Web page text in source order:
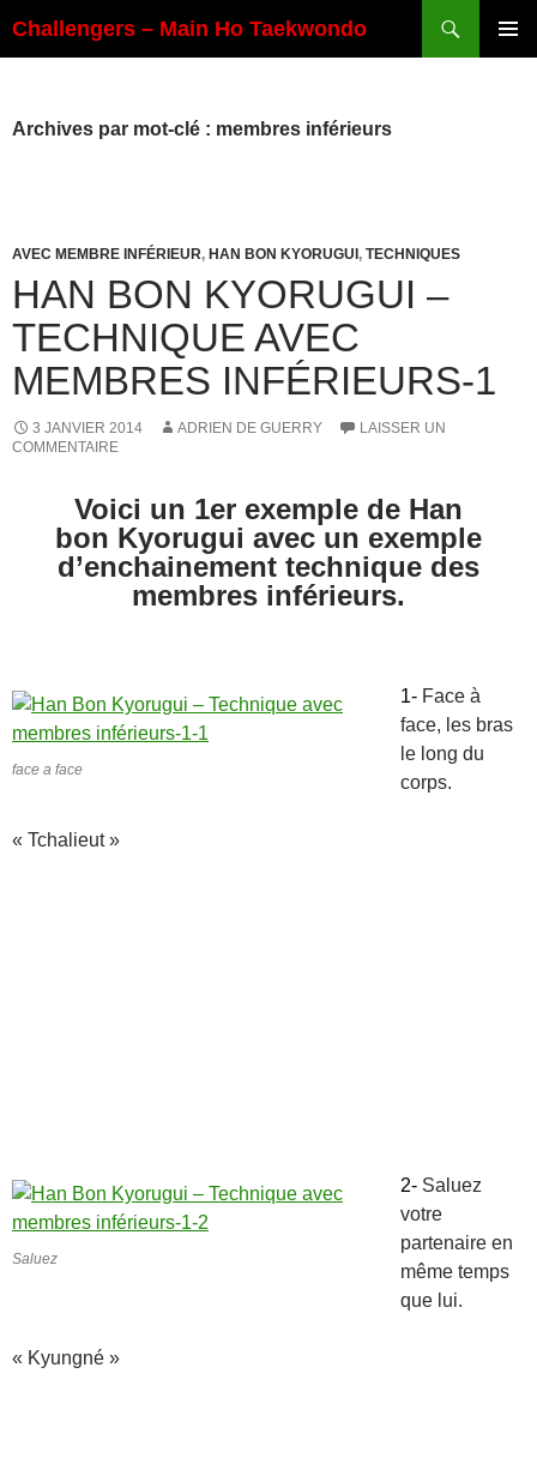
au
Challengers – Main Ho Taekwondo
Archives par mot-clé : membres inférieurs
AVEC MEMBRE INFÉRIEUR, HAN BON KYORUGUI , TECHNIQUES
HAN BON KYORUGUI –
TECHNIQUE AVEC
MEMBRES INFÉRIEURS-1
3 JANVIER 2014 ADRIEN DE GUERRY
LAISSER UN
COMMENTAIRE
Voici un 1er exemple de Han
bon Kyorugui avec un exemple
d’enchainement technique des
membres inférieurs.
face a face
1- Face à
face, les bras
le long du
corps.
« Tchalieut »
Saluez
2- Saluez
votre
partenaire en
même temps
que lui.
« Kyungné »